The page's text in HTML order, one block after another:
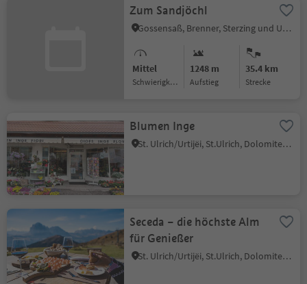
Zum Sandjöchl
Gossensaß, Brenner, Sterzing und Umgebung
Mittel
Schwierigkeitsgrad
1248 m
Aufstieg
35.4 km
Strecke
Blumen Inge
St. Ulrich/Urtijëi, St.Ulrich, Dolomitenregion Gröden
Seceda – die höchste Alm
für Genießer
St. Ulrich/Urtijëi, St.Ulrich, Dolomitenregion Gröden